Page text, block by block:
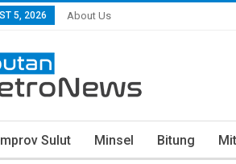
5, 2026 About Us
Sulut Minsel Bitung